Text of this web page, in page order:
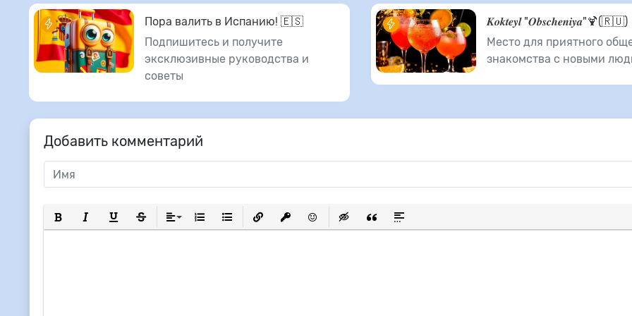
Пора валить в Испанию! 🇪🇸
Подпишитесь и получите
эксклюзивные руководства и
советы
𝑲𝒐𝒌𝒕𝒆𝒚𝒍 "𝑶𝒃𝒔𝒄𝒉𝒆𝒏𝒊𝒚𝒂"🍹(🇷🇺)
Место для приятного
знакомства с новыми
Добавить комментарий
Полужирный
КурсивПодчеркнутый
ЗачеркнутыйВыравнивание
Нумерованный список
Маркированный список
Вставить ссылку
Вставить защищенную ссылку
Вставить смайлик
Вставка скрытого текста
Вставка цитаты
Вставка спойлера